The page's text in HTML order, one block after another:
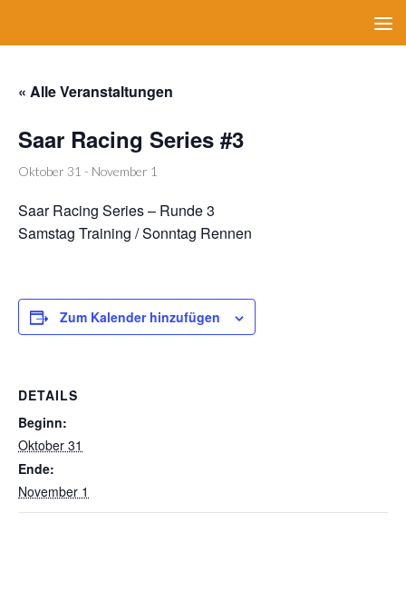
« Alle Veranstaltungen
Saar Racing Series #3
Oktober 31 - November 1
Saar Racing Series – Runde 3
Samstag Training / Sonntag Rennen
Zum Kalender hinzufügen
DETAILS
Beginn:
Oktober 31
Ende:
November 1